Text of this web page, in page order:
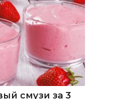
смузи за 3